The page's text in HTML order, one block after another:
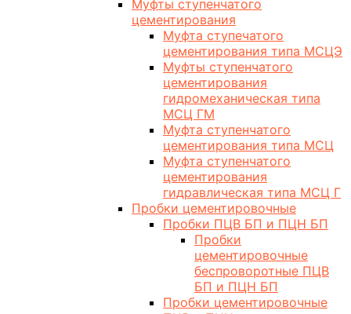
Муфты ступенчатого
цементирования
Муфта ступечатого
цементирования типа МСЦЭ
Муфты ступенчатого
цементирования
гидромеханическая типа
МСЦ ГМ
Муфта ступенчатого
цементирования типа МСЦ
Муфта ступенчатого
цементирования
гидравлическая типа МСЦ Г
Пробки цементировочные
Пробки ПЦВ БП и ПЦН БП
Пробки
цементировочные
беспроворотные ПЦВ
БП и ПЦН БП
Пробки цементировочные